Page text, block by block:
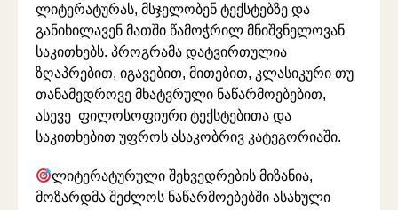
ლიტერატურას, მსჯელობენ ტექსტებზე და
განიხილავენ მათში წამოჭრილ მნიშვნელოვან
საკითხებს. პროგრამა დატვირთულია
ზღაპრებით, იგავებით, მითებით, კლასიკური თუ
თანამედროვე მხატვრული ნაწარმოებებით,
ასევე ფილოსოფიური ტექსტებითა და
საკითხებით უფროს ასაკობრივ კატეგორიაში.
ლიტერატურული შეხვედრების მიზანია,
მოზარდმა შეძლოს ნაწარმოებებში ასახული